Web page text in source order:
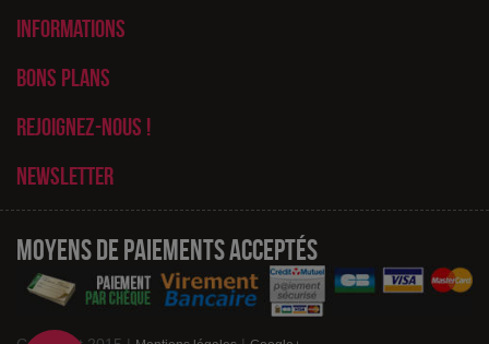
Informations
Bons plans
Rejoignez-nous !
Newsletter
Moyens de paiements acceptés